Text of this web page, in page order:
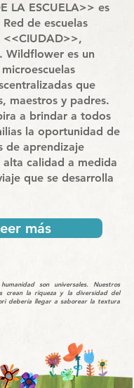
LA ESCUELA>> es
de escuelas
Wildflower es un
que
maestros y padres.
a brindar a todos
la oportunidad de
de aprendizaje
alta calidad a medida
que se desarrolla
más
son universales. Nuestros
crean la riqueza y la diversidad del
debería llegar a saborear la textura